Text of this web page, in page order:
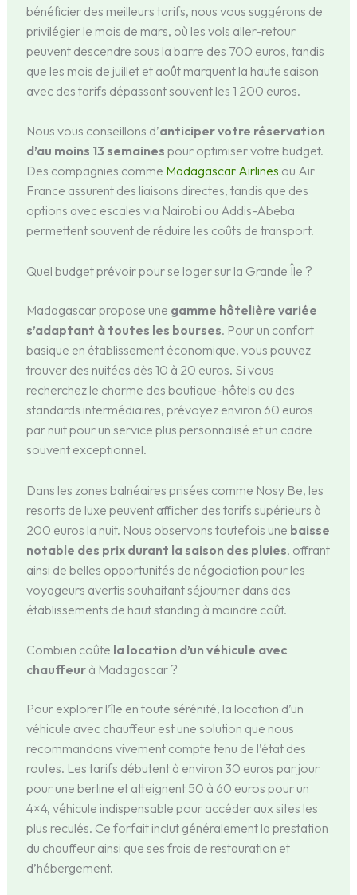
bénéficier des meilleurs tarifs, nous vous suggérons de
privilégier le mois de mars, où les vols aller-retour
peuvent descendre sous la barre des 700 euros, tandis
que les mois de juillet et août marquent la haute saison
avec des tarifs dépassant souvent les 1 200 euros.
Nous vous conseillons d’anticiper votre réservation
d’au moins 13 semaines pour optimiser votre budget.
Des compagnies comme Madagascar Airlines ou Air
France assurent des liaisons directes, tandis que des
options avec escales via Nairobi ou Addis-Abeba
permettent souvent de réduire les coûts de transport.
Quel budget prévoir pour se loger sur la Grande Île ?
Madagascar propose une gamme hôtelière variée
s’adaptant à toutes les bourses. Pour un confort
basique en établissement économique, vous pouvez
trouver des nuitées dès 10 à 20 euros. Si vous
recherchez le charme des boutique-hôtels ou des
standards intermédiaires, prévoyez environ 60 euros
par nuit pour un service plus personnalisé et un cadre
souvent exceptionnel.
Dans les zones balnéaires prisées comme Nosy Be, les
resorts de luxe peuvent afficher des tarifs supérieurs à
200 euros la nuit. Nous observons toutefois une baisse
notable des prix durant la saison des pluies, offrant
ainsi de belles opportunités de négociation pour les
voyageurs avertis souhaitant séjourner dans des
établissements de haut standing à moindre coût.
Combien coûte la location d’un véhicule avec
chauffeurà Madagascar ?
Pour explorer l’île en toute sérénité, la location d’un
véhicule avec chauffeur est une solution que nous
recommandons vivement compte tenu de l’état des
routes. Les tarifs débutent à environ 30 euros par jour
pour une berline et atteignent 50 à 60 euros pour un
4×4, véhicule indispensable pour accéder aux sites les
plus reculés. Ce forfait inclut généralement la prestation
du chauffeur ainsi que ses frais de restauration et
d’hébergement.